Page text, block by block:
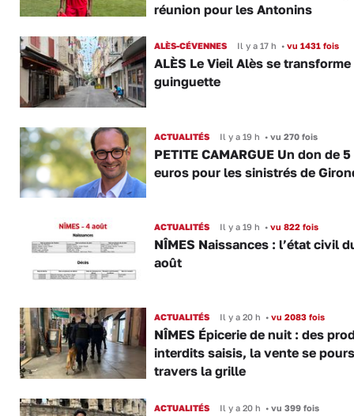
réunion pour les Antonins
ALÈS-CÉVENNES Il y a 17 h •vu 1431 fois
ALÈS Le Vieil Alès se transforme
guinguette
ACTUALITÉS Il y a 19 h •vu 270 fois
PETITE CAMARGUE Un don de
euros pour les sinistrés de
ACTUALITÉS Il y a 19 h •vu 822 fois
NÎMES Naissances : l’état civil
août
ACTUALITÉS Il y a 20 h •vu 2083 fois
NÎMES Épicerie de nuit : des
interdits saisis, la vente se
travers la grille
ACTUALITÉS Il y a 20 h •vu 399 fois